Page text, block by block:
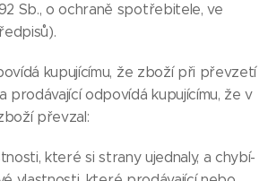
Sb., o ochraně spotřebitele, ve
kupujícímu, že zboží při převzetí
prodávající odpovídá kupujícímu, že v
převzal:
které si strany ujednaly, a chybí-